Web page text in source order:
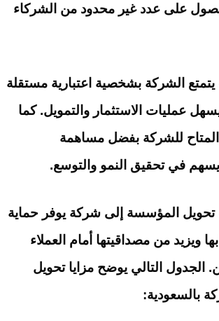
على عدد غير محدود من الشركاء
يتمتع الشركة بشخصية اعتبارية مستقلة
عمليات الاستثمار والتمويل. كما
المتاح للشركة بفضل مساهمة
يسهم في تحقيق النمو والتوسع.
تحويل المؤسسة إلى شركة يوفر حماية
ويزيد من مصداقيتها أمام العملاء
الجدول التالي يوضح مزايا تحويل
بالسعودية: